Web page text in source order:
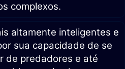
complexos.
altamente inteligentes e
sua capacidade de se
de predadores e até